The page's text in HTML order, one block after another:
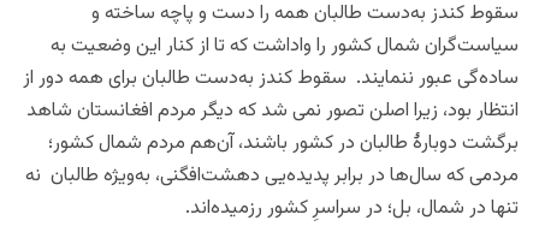
سقوط کندز به‌دست طالبان همه را دست و پاچه ساخته و
سیاست‌گران شمال کشور را واداشت که تا از کنار این وضعیت به
ساده‌گی عبور ننمایند. سقوط کندز به‌دست طالبان برای همه دور از
انتظار بود، زیرا اصلن تصور نمی شد که دیگر مردم افغانستان شاهد
برگشت دوبارۀ طالبان در کشور باشند،آن‌هم مردم شمال کشور؛
مردمی که سال‌ها در برابر پدیده‌یی دهشت‌افگنی، به‌ویژه طالبان نه
تنها در شمال، بل؛ در سراسرِ کشور رزمیده‌اند.